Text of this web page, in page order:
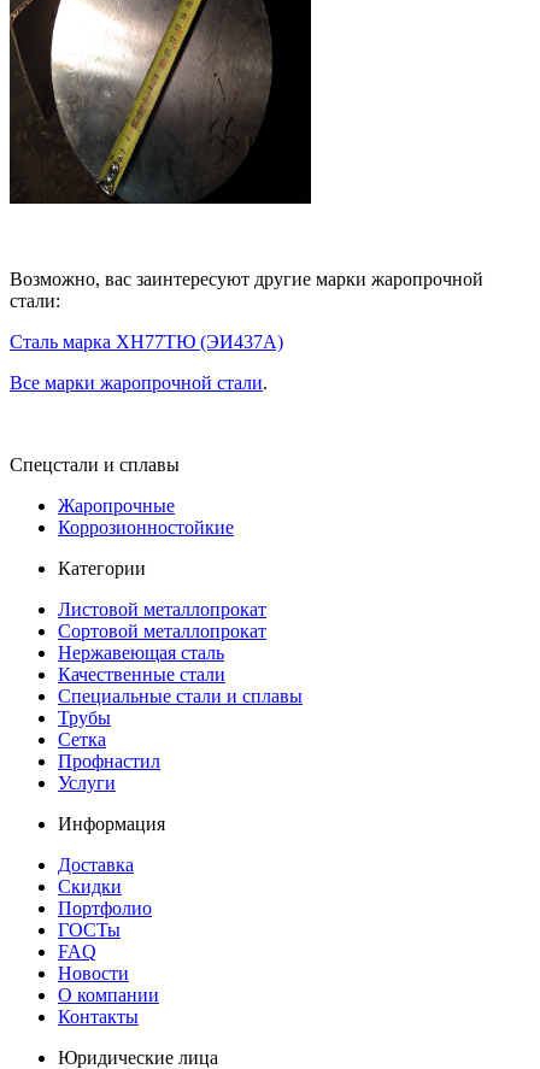
Возможно, вас заинтересуют другие марки жаропрочной
стали:
Сталь марка ХН77ТЮ (ЭИ437А)
Все марки жаропрочной стали.
Спецстали и сплавы
Жаропрочные
Коррозионностойкие
Категории
Листовой металлопрокат
Сортовой металлопрокат
Нержавеющая сталь
Качественные стали
Специальные стали и сплавы
Трубы
Сетка
Профнастил
Услуги
Информация
Доставка
Скидки
Портфолио
ГОСТы
FAQ
Новости
О компании
Контакты
Юридические лица